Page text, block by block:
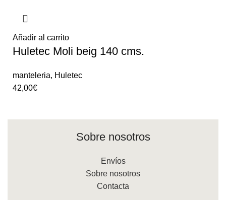
Añadir al carrito
Huletec Moli beig 140 cms.
manteleria, Huletec
42,00€
Sobre nosotros
Envíos
Sobre nosotros
Contacta